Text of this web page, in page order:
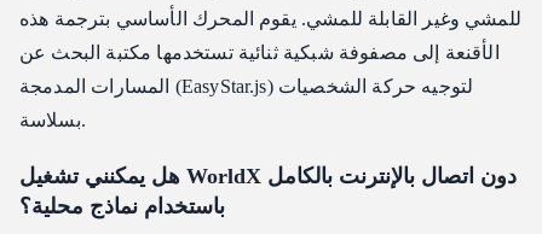
للمشي وغير القابلة للمشي. يقوم المحرك الأساسي بترجمة هذه
الأقنعة إلى مصفوفة شبكية ثنائية تستخدمها مكتبة البحث عن
المسارات المدمجة (EasyStar.js) لتوجيه حركة الشخصيات
بسلاسة.
هل يمكنني تشغيل WorldX دون اتصال بالإنترنت بالكامل
باستخدام نماذج محلية؟